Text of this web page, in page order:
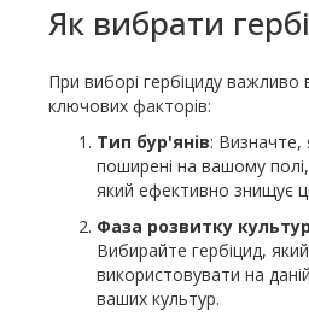
Як вибрати
При виборі гербіциду важливо
ключових факторів:
Тип бур'янів: Визначте,
поширені на вашому полі,
який ефективно знищує
Фаза розвитку
Вибирайте гербіцид,
використовувати на
ваших культур.